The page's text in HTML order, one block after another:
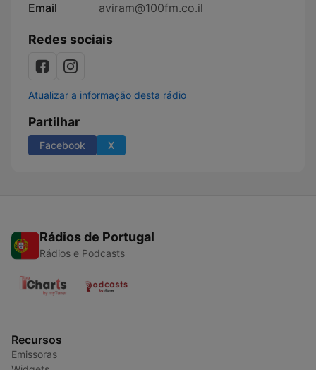
Email
aviram@100fm.co.il
Redes sociais
Atualizar a informação desta rádio
Partilhar
Facebook X
Rádios de Portugal
Rádios e Podcasts
Recursos
Emissoras